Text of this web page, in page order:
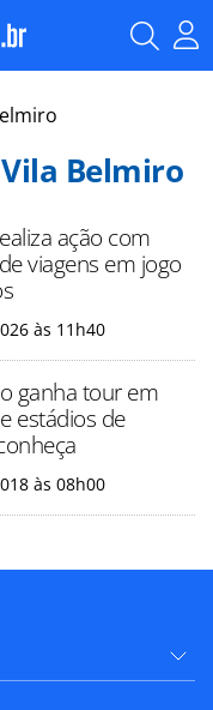
Vila Belmiro
ação com
viagens em jogo
às 11h40
ganha tour em
estádios de
às 08h00